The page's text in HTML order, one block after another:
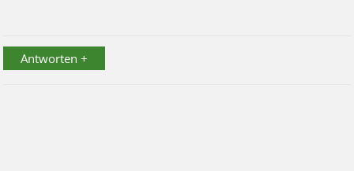
Antworten +